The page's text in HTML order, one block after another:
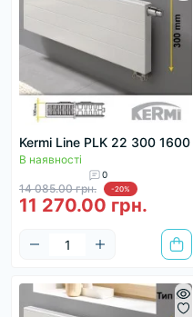
Kermi Line PLK 22 300 1600
В наявності
0
14 085.00 грн. -20%
11 270.00 грн.